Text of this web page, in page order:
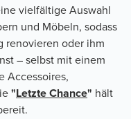
vielfältige Auswahl
und Möbeln, sodass
renovieren oder ihm
– selbst mit einem
Accessoires,
"Letzte Chance" hält